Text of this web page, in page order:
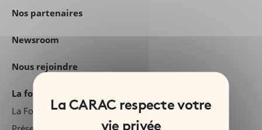
Nos partenaires
Newsroom
Nous rejoindre
La fondation Carac
La Fondation d'entreprise CARAC